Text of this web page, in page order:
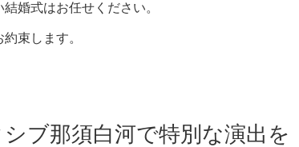
婚式はお任せください。
束します。
ブ那須白河で特別な演出を